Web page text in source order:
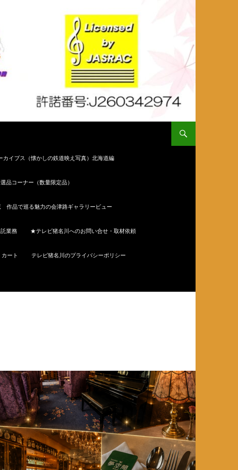
イブス（懐かしの鉄道映え写真）北海道編
コーナー（数量限定品）
品で巡る魅力の会津路ギャラリービュー
業務 ★テレビ猪名川へのお問い合せ・取材依頼
カート テレビ猪名川のプライバシーポリシー